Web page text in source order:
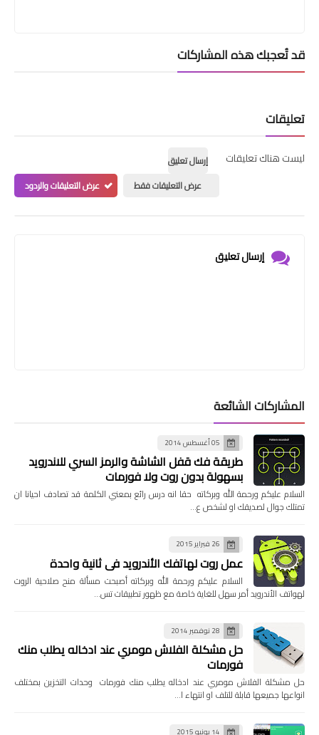
قد تُعجبك هذه المشاركات
تعليقات
ليست هناك تعليقات
إرسال تعليق
عرض التعليقات فقط
عرض التعليقات والردود
إرسال تعليق
المشاركات الشائعة
05 أغسطس 2014
طريقة فك قفل الشاشة والرمز السري للاندرويد
بسهولة بدون روت ولا فورمات
السلام عليكم ورحمة الله وبركاته حقا انه درس رائع بمعني الكلمة قد تصادف احيانا ان
تمتلك جوال لصديقك او لشخص ع…
26 فبراير 2015
عمل روت لهاتفك الأندرويد في ثانية واحدة
السلام عليكم ورحمة الله وبركاته أصبحت مسألة منح صلاحية الروت
لهواتف الأندرويد أمر سهل للغاية خاصة مع ظهور تطبيقات تس…
28 نوفمبر 2014
حل مشكلة الفلاش مومري عند ادخاله يطلب منك
فورمات
حل مشكلة الفلاش مومري عند ادخاله يطلب منك فورمات وحدات التخزين بمختلف
انواعها جميعها قابلة للتلف او انتهاء ا…
14 يونيو 2015